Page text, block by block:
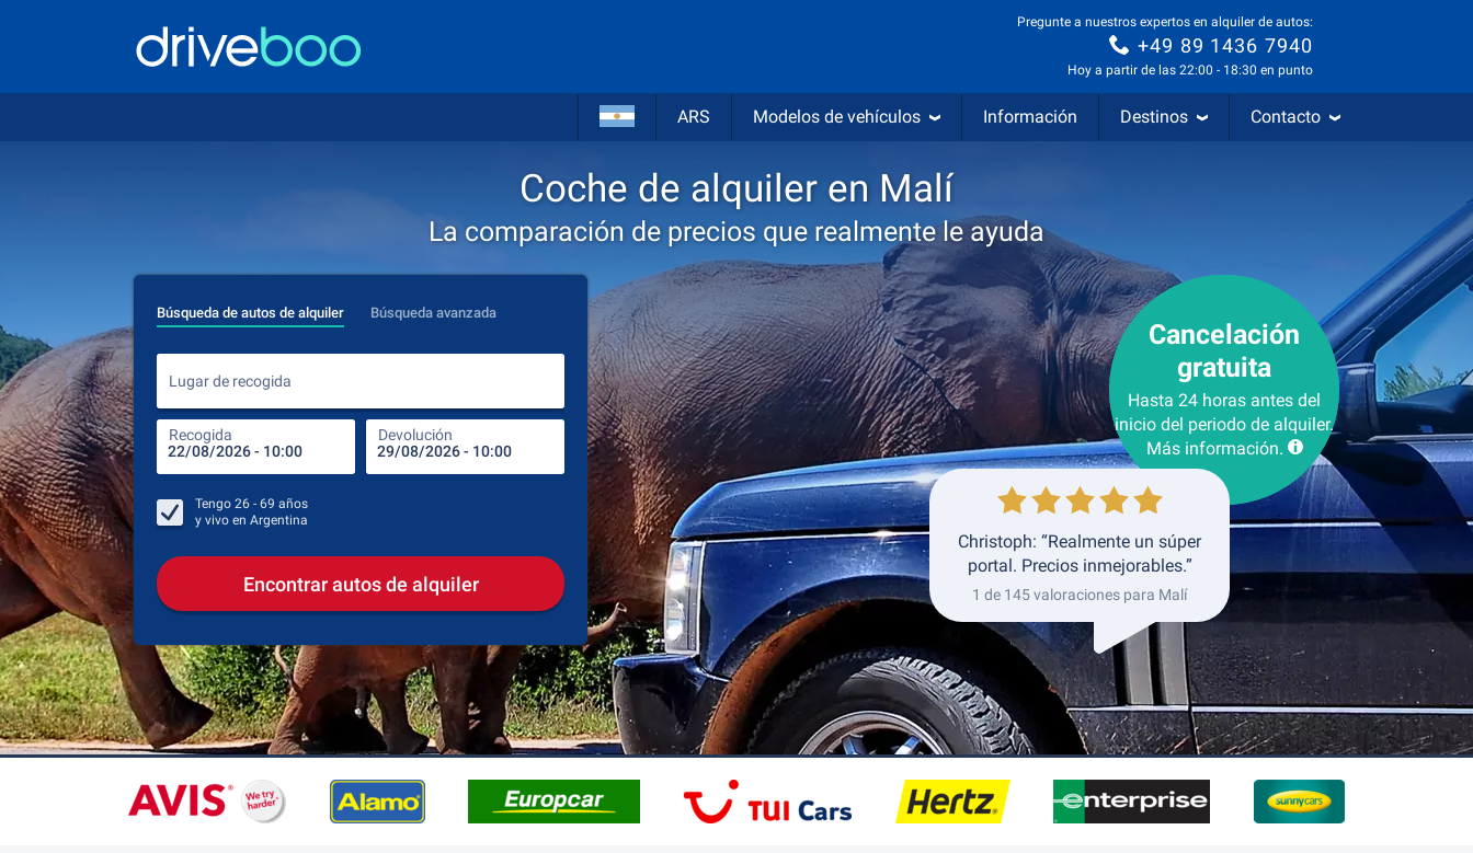
Pregunte a nuestros expertos en alquiler de autos:
+49 89 1436 7940
Hoy a partir de las 22:00 - 18:30 en punto
ARS Modelos de vehículos Información Destinos Contacto
Coche de alquiler en Malí
La comparación de precios que realmente le ayuda
Búsqueda de autos de alquiler Búsqueda avanzada
Lugar de recogida
Recogida Devolución
Lugar de recogida
Lugar de devolución
Recogida Devolución
Tengo 26 - 69 años
y vivo en Argentina
Encontrar autos de alquiler
Cancelación
gratuita
Hasta 24 horas antes del
inicio del periodo de alquiler.
Más información.
Christoph: “Realmente un súper
portal. Precios inmejorables.”
1 de 145 valoraciones para Malí